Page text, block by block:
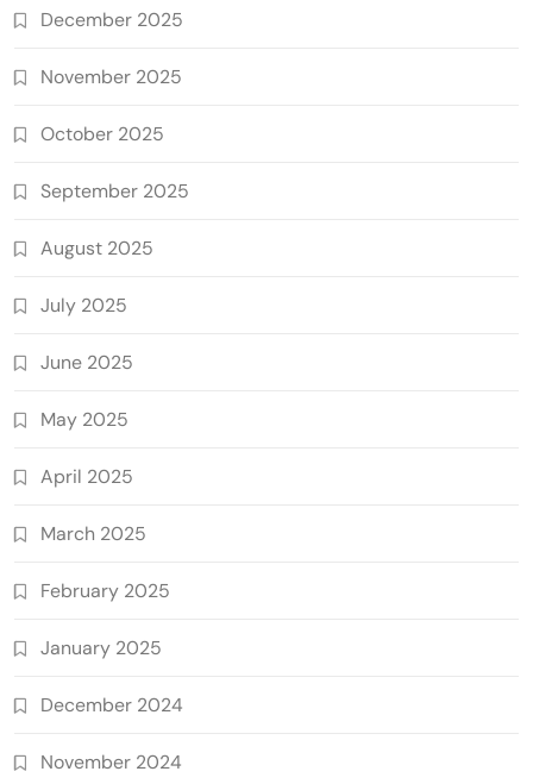
December 2025
November 2025
October 2025
September 2025
August 2025
July 2025
June 2025
May 2025
April 2025
March 2025
February 2025
January 2025
December 2024
November 2024